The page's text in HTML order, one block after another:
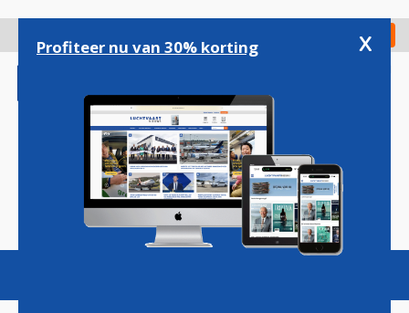
gaan
Check in
Magazine Podcasts Vacatures
Profiteer nu van 30% korting x